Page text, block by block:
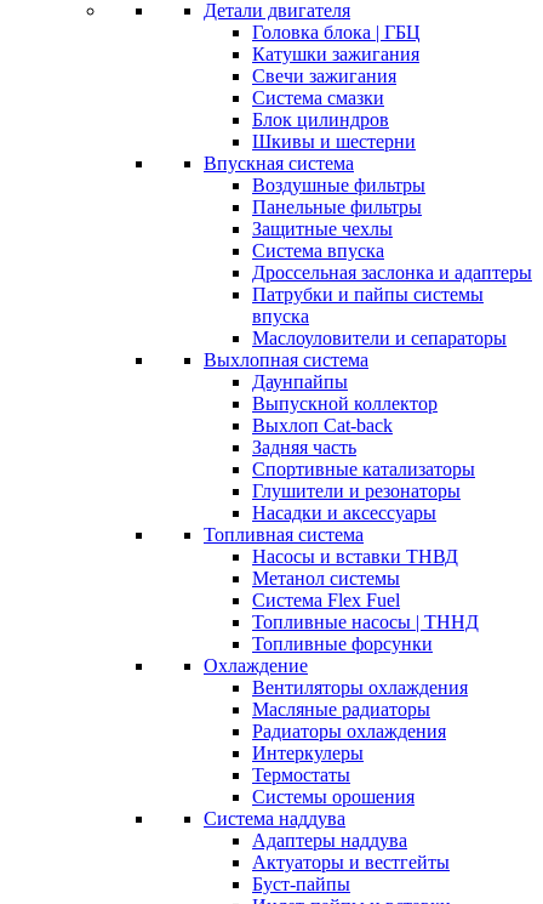
Детали двигателя
Головка блока | ГБЦ
Катушки зажигания
Свечи зажигания
Система смазки
Блок цилиндров
Шкивы и шестерни
Впускная система
Воздушные фильтры
Панельные фильтры
Защитные чехлы
Система впуска
Дроссельная заслонка и адаптеры
Патрубки и пайпы системы
впуска
Маслоуловители и сепараторы
Выхлопная система
Даунпайпы
Выпускной коллектор
Выхлоп Cat-back
Задняя часть
Спортивные катализаторы
Глушители и резонаторы
Насадки и аксессуары
Топливная система
Насосы и вставки ТНВД
Метанол системы
Система Flex Fuel
Топливные насосы | ТННД
Топливные форсунки
Охлаждение
Вентиляторы охлаждения
Масляные радиаторы
Радиаторы охлаждения
Интеркулеры
Термостаты
Системы орошения
Система наддува
Адаптеры наддува
Актуаторы и вестгейты
Буст-пайпы